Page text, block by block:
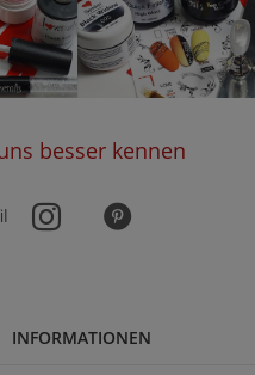
besser kennen
INFORMATIONEN